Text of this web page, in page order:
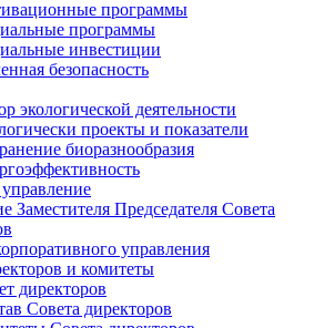
программы
программы
инвестиции
безопасность
экологической деятельности
проекты и показатели
биоразнообразия
Заместителя Председателя Совета
управления
и комитеты
директоров
Совета директоров